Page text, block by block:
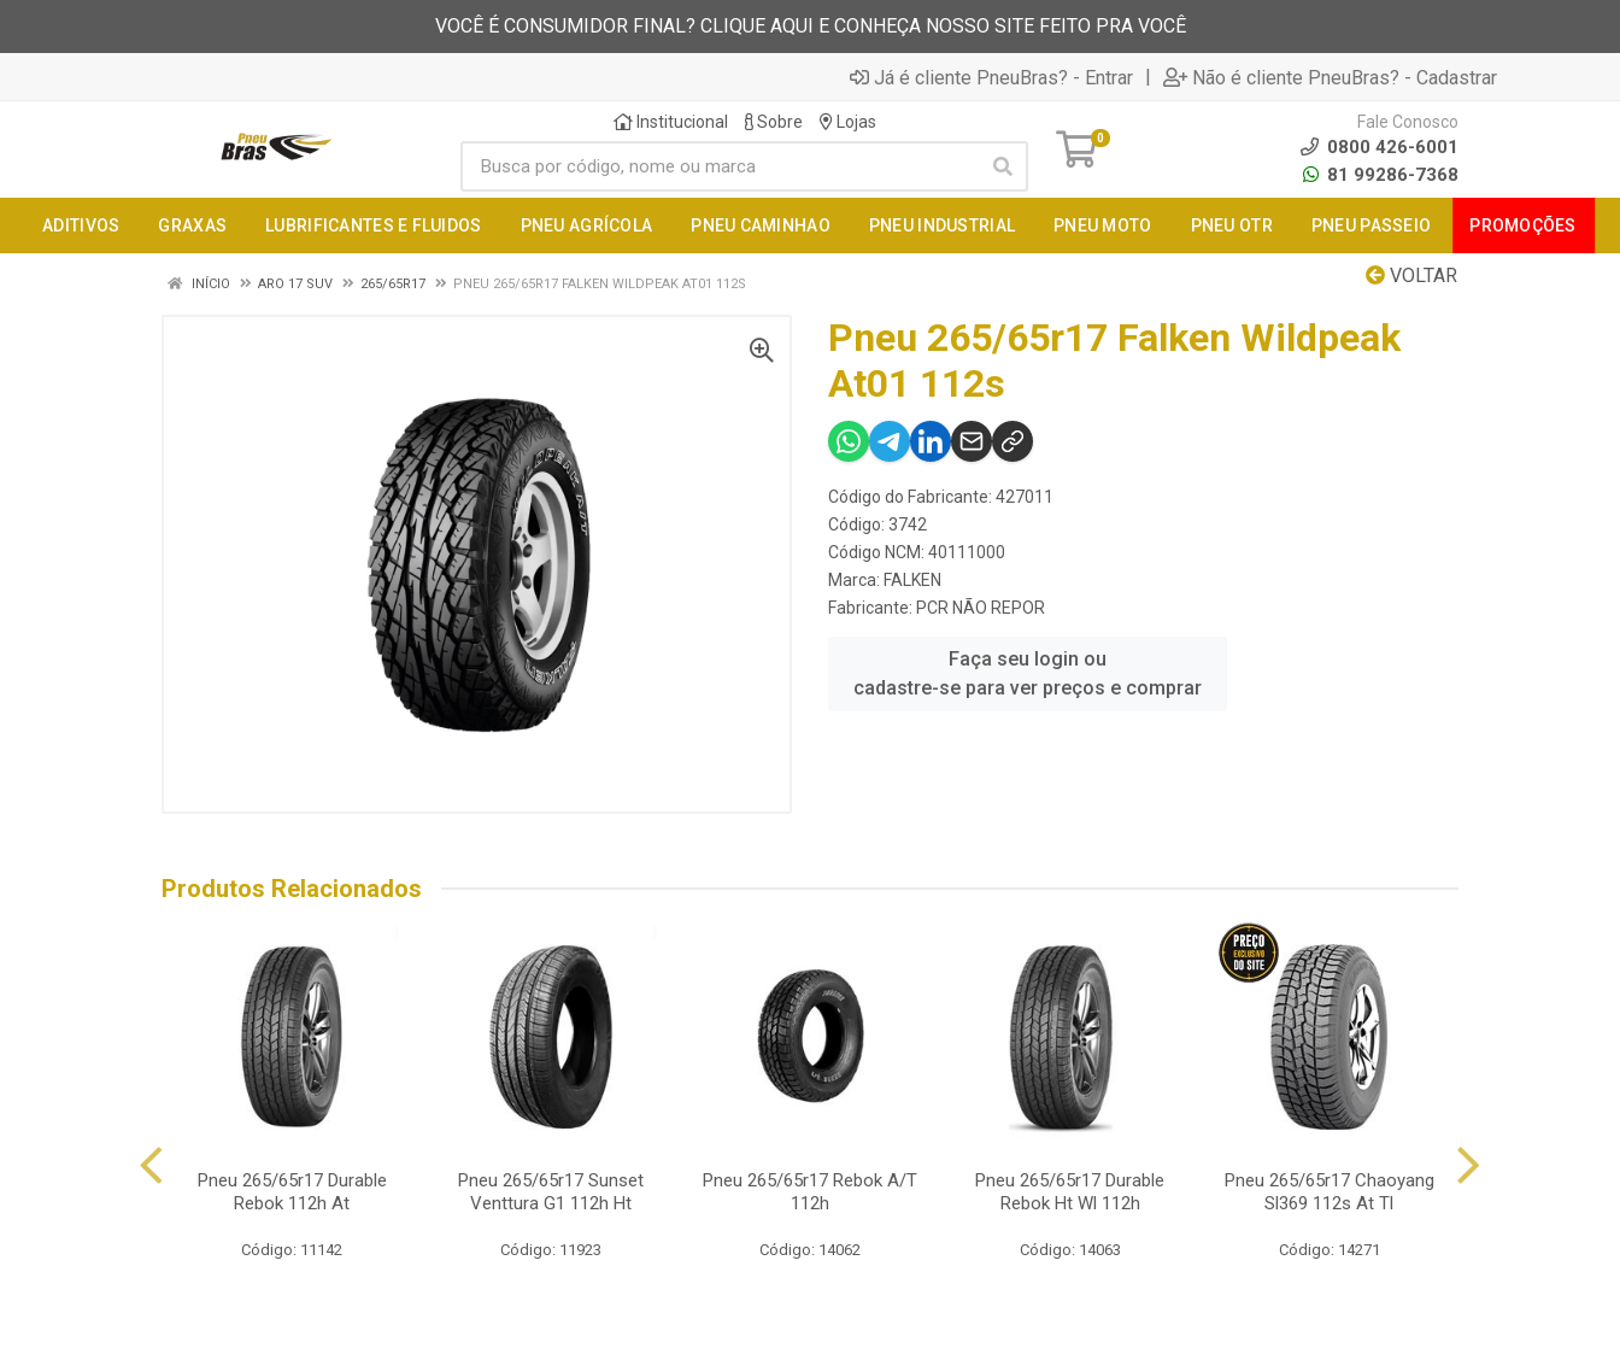
VOCÊ É CONSUMIDOR FINAL? CLIQUE AQUI E CONHEÇA NOSSO SITE FEITO PRA VOCÊ
Já é cliente PneuBras? - Entrar | Não é cliente PneuBras? - Cadastrar
Institucional Sobre Lojas
0
Fale Conosco
0800 426-6001
81 99286-7368
ADITIVOS GRAXAS LUBRIFICANTES E FLUIDOS PNEU AGRÍCOLA PNEU CAMINHAO PNEU INDUSTRIAL PNEU MOTO PNEU OTR PNEU PASSEIO PROMOÇÕES
VOLTAR
INÍCIO ARO 17 SUV 265/65R17 PNEU 265/65R17 FALKEN WILDPEAK AT01 112S
Pneu 265/65r17 Falken Wildpeak
At01 112s
Código do Fabricante: 427011
Código: 3742
Código NCM: 40111000
Marca: FALKEN
Fabricante: PCR NÃO REPOR
Faça seu login ou
cadastre-se para ver preços e comprar
Produtos Relacionados
Pneu 265/65r17 Durable
Rebok 112h At
Código: 11142
Pneu 265/65r17 Sunset
Venttura G1 112h Ht
Código: 11923
Pneu 265/65r17 Rebok A/T
112h
Código: 14062
Pneu 265/65r17 Durable
Rebok Ht Wl 112h
Código: 14063
Pneu 265/65r17 Chaoyang
Sl369 112s At Tl
Código: 14271